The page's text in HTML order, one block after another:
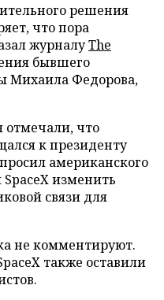
решения
что пора
журналуThe
бывшего
Михаила Федорова,
отмечали, что
к президенту
американского
изменить
связи для
не комментируют.
также оставили